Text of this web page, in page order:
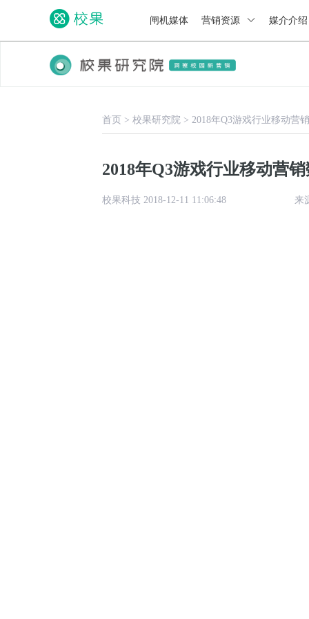
闸机媒体 营销资源 媒介介
首页 > 校果研究院 > 2018年Q3游戏行业移动营
2018年Q3游戏行业移动营
校果科技 2018-12-11 11:06:48 来